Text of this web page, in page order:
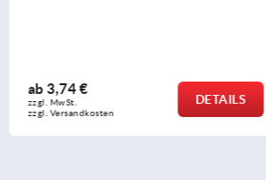
ab 7,21 €
zzgl. MwSt.
zzgl. Versandkosten
DETAILS